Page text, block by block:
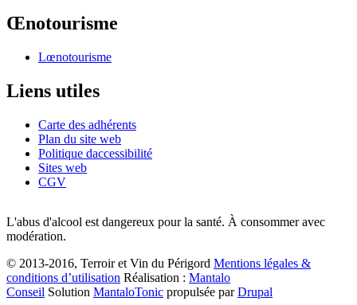
Œnotourisme
Lœnotourisme
Liens utiles
Carte des adhérents
Plan du site web
Politique daccessibilité
Sites web
CGV
L'abus d'alcool est dangereux pour la santé. À consommer avec
modération.
© 2013-2016, Terroir et Vin du Périgord Mentions légales &
conditions d’utilisation Réalisation : Mantalo
Conseil Solution MantaloTonic propulsée parDrupal